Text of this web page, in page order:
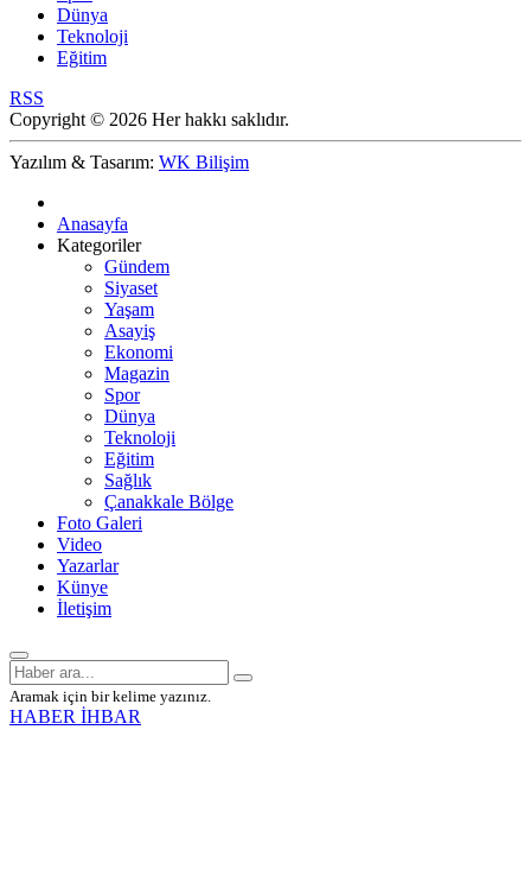
Dünya
Teknoloji
Eğitim
RSS
Copyright © 2026 Her hakkı saklıdır.
Yazılım & Tasarım: WK Bilişim
Anasayfa
Kategoriler
Gündem
Siyaset
Yaşam
Asayiş
Ekonomi
Magazin
Spor
Dünya
Teknoloji
Eğitim
Sağlık
Çanakkale Bölge
Foto Galeri
Video
Yazarlar
Künye
İletişim
Aramak için bir kelime yazınız.
HABER İHBAR